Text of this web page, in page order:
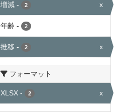
増減 - 2 x
年齢 - 2
推移 - 2 x
フォーマット
XLSX - 2 x